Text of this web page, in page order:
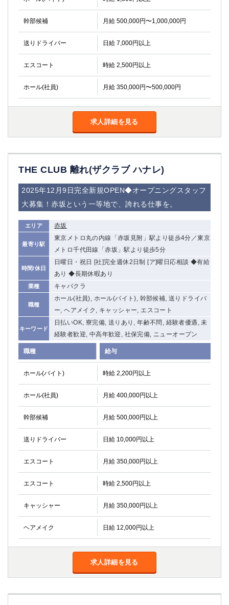
幹部候補 月給 500,000円〜1,000,000円
送りドライバー 日給 7,000円以上
エスコート 時給 2,500円以上
ホール(社員) 月給 350,000円〜500,000円
求人詳細を見る
THE CLUB 離れ(ザクラブ ハナレ)
2025年12月9日完全新規OPEN◆オープニングスタッフ
大募集！赤坂という一等地で、誇れる仕事を。
エリア 赤坂
最寄り駅
東京メトロ丸の内線「赤坂見附」駅より徒歩4分／東京
メトロ千代田線「赤坂」駅より徒歩5分
時間/休日
日曜日・祝日 [社]完全週休2日制 [ア]曜日応相談 ◆有給
あり ◆長期休暇あり
業種 キャバクラ
職種
ホール(社員), ホール(バイト), 幹部候補, 送りドライバ
ー, ヘアメイク, キャッシャー, エスコート
キーワード
日払いOK, 寮完備, 送りあり, 年齢不問, 経験者優遇, 未
経験者歓迎, 中高年歓迎, 社保完備, ニューオープン
職種 給与
ホール(バイト) 時給 2,200円以上
ホール(社員) 月給 400,000円以上
幹部候補 月給 500,000円以上
送りドライバー 日給 10,000円以上
エスコート 月給 350,000円以上
エスコート 時給 2,500円以上
キャッシャー 月給 350,000円以上
ヘアメイク 日給 12,000円以上
求人詳細を見る